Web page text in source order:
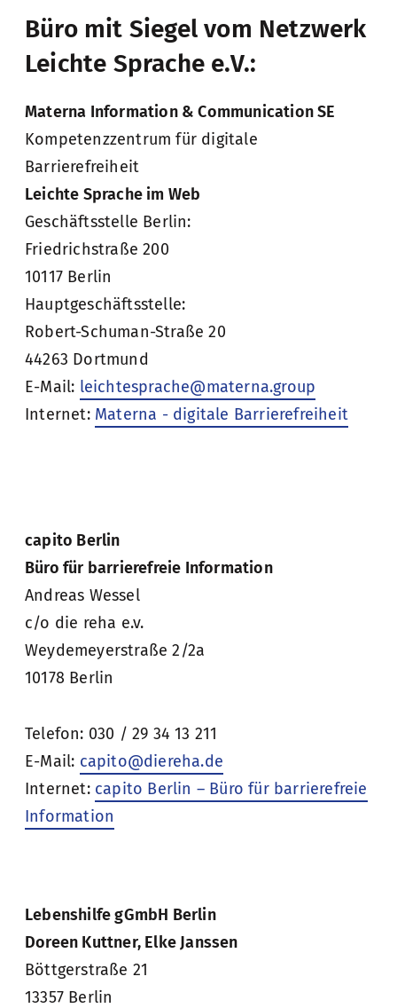
Büro mit Siegel vom Netzwerk
Leichte Sprache e.V.:
Materna Information & Communication SE
Kompetenzzentrum für digitale
Barrierefreiheit
Leichte Sprache im Web
Geschäftsstelle Berlin:
Friedrichstraße 200
10117 Berlin
Hauptgeschäftsstelle:
Robert-Schuman-Straße 20
44263 Dortmund
E-Mail: leichtesprache@materna.group
Internet: Materna - digitale Barrierefreiheit
capito Berlin
Büro für barrierefreie Information
Andreas Wessel
c/o die reha e.v.
Weydemeyerstraße 2/2a
10178 Berlin
Telefon: 030 / 29 34 13 211
E-Mail: capito@diereha.de
Internet: capito Berlin – Büro für barrierefreie
Information
Lebenshilfe gGmbH Berlin
Doreen Kuttner, Elke Janssen
Böttgerstraße 21
13357 Berlin